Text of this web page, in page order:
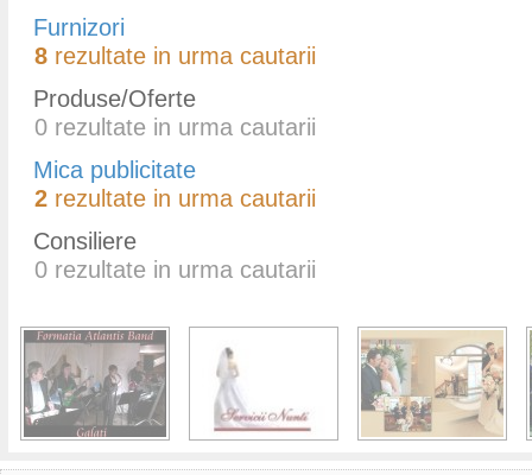
Furnizori
8 rezultate in urma cautarii
Produse/Oferte
0 rezultate in urma cautarii
Mica publicitate
2 rezultate in urma cautarii
Consiliere
0 rezultate in urma cautarii